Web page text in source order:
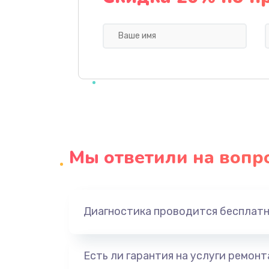
Не включается
Не видит устройство
Мы ответили на
Диагностика проводится
Есть ли гарантия на услуги